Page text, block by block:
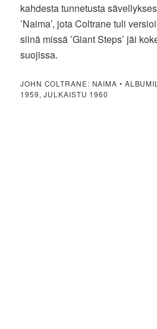
kahdesta tunnetusta
’Naima’, jota Coltrane tuli
siinä missä ’Giant Steps’ jäi
suojissa.
JOHN COLTRANE: NAIMA •
1959, JULKAISTU 1960